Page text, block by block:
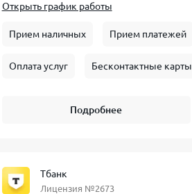
Открыть график работы
Прием наличных Прием платежей
Оплата услуг Бесконтактные карты
Подробнее
Тбанк
Лицензия №2673